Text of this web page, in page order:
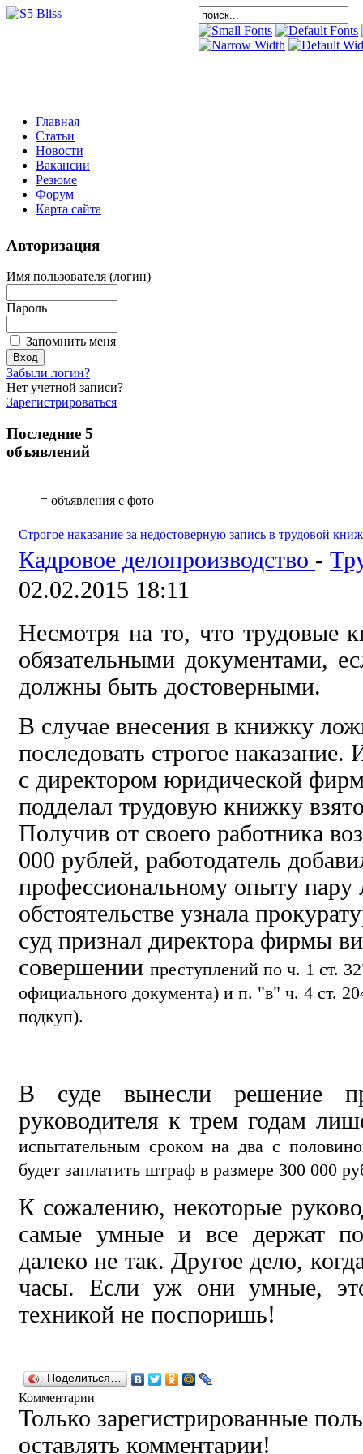
Главная
Статьи
Новости
Вакансии
Резюме
Форум
Карта сайта
Авторизация
Имя пользователя (логин)
Пароль
Запомнить меня
Забыли логин?
Нет учетной записи?
Зарегистрироваться
Последние 5
объявлений
= объявления с фото
Строгое наказание за недостоверную запись в трудовой
Кадровое делопроизводство -
02.02.2015 18:11
Несмотря на то, что трудовые
обязательными документами,
должны быть достоверными.
В случае внесения в книжку
последовать строгое
с директором юридической
подделал трудовую книжку
Получив от своего работника
000 рублей, работодатель
профессиональному опыту
обстоятельстве узнала
суд признал директора фирмы
совершении преступлений по ч. 1 ст.
официального документа) и п. "в" ч. 4 ст.
подкуп).
В суде вынесли решение
руководителя к трем годам
испытательным сроком на два с
будет заплатить штраф в размере 300 000
К сожалению, некоторые
самые умные и все держат
далеко не так. Другое дело,
часы. Если уж они умные,
техникой не поспоришь!
Поделиться…
Комментарии
Только зарегистрированные
оставлять комментарии!